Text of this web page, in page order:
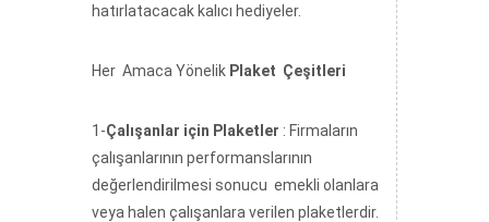
hatırlatacacak kalıcı hediyeler.
Her Amaca Yönelik Plaket Çeşitleri
1-Çalışanlar için Plaketler : Firmaların
çalışanlarının performanslarının
değerlendirilmesi sonucu emekli olanlara
veya halen çalışanlara verilen plaketlerdir.